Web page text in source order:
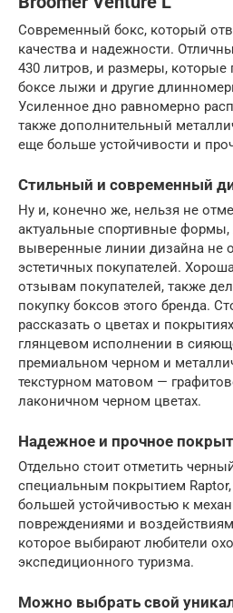
Современный бокс, который
качества и надежности.
430 литров, и размеры, которые
боксе лыжи и другие
Усиленное дно равномерно
также дополнительный
еще больше устойчивости и
Стильный и современный
Ну и, конечно же, нельзя не
актуальные спортивные
выверенные линии дизайна не
эстетичных покупателей.
отзывам покупателей, также
покупку боксов этого бренда.
рассказать о цветах и
глянцевом исполнении в
премиальном черном и
текстурном матовом —
лаконичном черном цветах.
Надежное и прочное
Отдельно стоит отметить
специальным покрытием Raptor,
большей устойчивостью к
повреждениями и
которое выбирают любители
экспедиционного туризма.
Можно выбрать свой